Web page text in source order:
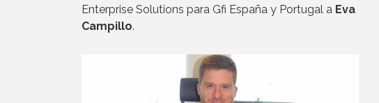
Enterprise Solutions para Gfi España y Portugal a Eva
Campillo.